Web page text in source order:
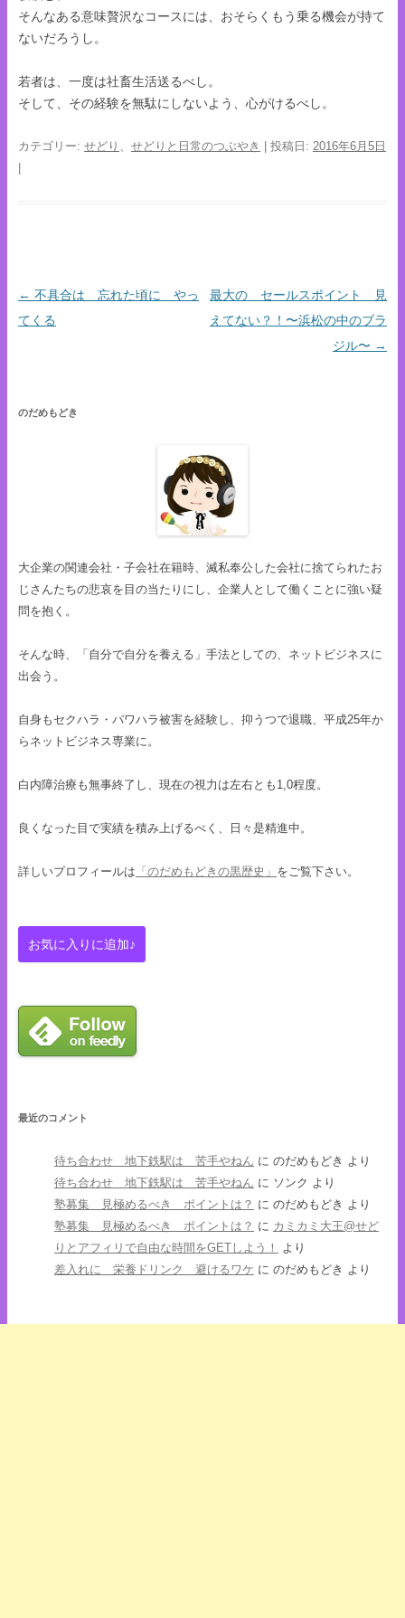
そんなある意味贅沢なコースには、おそらくもう乗る機会が持て
ないだろうし。
若者は、一度は社畜生活送るべし。
そして、その経験を無駄にしないよう、心がけるべし。
カテゴリー: せどり せどりと日常のつぶやき | 投稿日: 2016年6月5日
|
投稿ナビゲーション
← 不具合は 忘れた頃に やっ
てくる
最大の セールスポイント 見
えてない？！〜浜松の中のブラ
ジル〜 →
のだめもどき
大企業の関連会社・子会社在籍時、滅私奉公した会社に捨てられたお
じさんたちの悲哀を目の当たりにし、企業人として働くことに強い疑
問を抱く。
そんな時、「自分で自分を養える」手法としての、ネットビジネスに
出会う。
自身もセクハラ・パワハラ被害を経験し、抑うつで退職、平成25年か
らネットビジネス専業に。
白内障治療も無事終了し、現在の視力は左右とも1,0程度。
良くなった目で実績を積み上げるべく、日々是精進中。
詳しいプロフィールは 「のだめもどきの黒歴史」 をご覧下さい。
最近のコメント
待ち合わせ 地下鉄駅は 苦手やねん に のだめもどき より
待ち合わせ 地下鉄駅は 苦手やねん に ソンク より
塾募集 見極めるべき ポイントは？ に のだめもどき より
塾募集 見極めるべき ポイントは？ に カミカミ大王@せど
りとアフィリで自由な時間をGETしよう！
より
差入れに 栄養ドリンク 避けるワケ に のだめもどき より